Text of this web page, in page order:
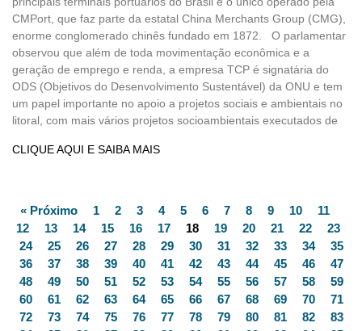
CMPort, que faz parte da estatal China Merchants Group (CMG),
enorme conglomerado chinês fundado em 1872. O parlamentar
observou que além de toda movimentação econômica e a
geração de emprego e renda, a empresa TCP é signatária do
ODS (Objetivos do Desenvolvimento Sustentável) da ONU e tem
um papel importante no apoio a projetos sociais e ambientais no
litoral, com mais vários projetos socioambientais executados de
CLIQUE AQUI E SAIBA MAIS
« Próximo 1 2 3 4 5 6 7 8 9 10
11
12
13 14 15 16 17 18 19 20 21 22
23
24
25 26 27 28 29 30 31 32 33 34
35
36
37 38 39 40 41 42 43 44 45 46
47
48
49 50 51 52 53 54 55 56 57 58
59
60
61 62 63 64 65 66 67 68 69 70
71
72
73 74 75 76 77 78 79 80 81 82
83